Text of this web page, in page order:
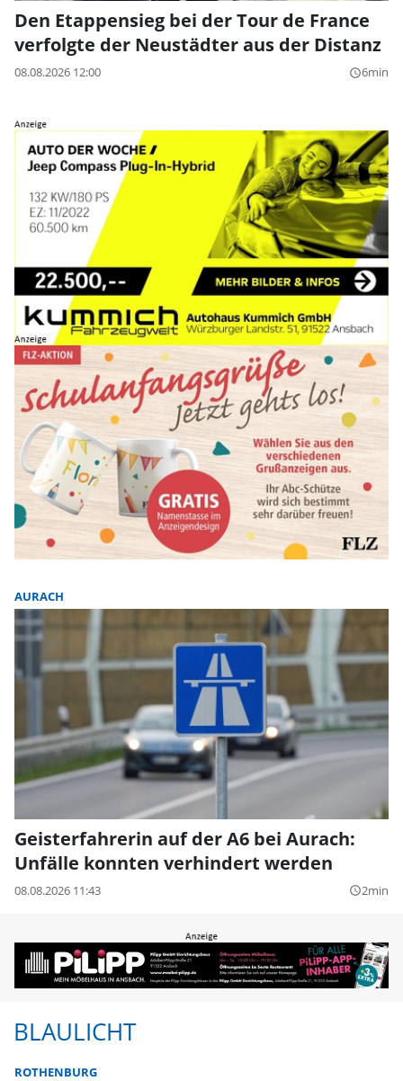
Den Etappensieg bei der Tour de France
verfolgte der Neustädter aus der Distanz
08.08.2026 12:00 query_builder6min
AURACH
Geisterfahrerin auf der A6 bei Aurach:
Unfälle konnten verhindert werden
08.08.2026 11:43 query_builder2min
BLAULICHT
ROTHENBURG